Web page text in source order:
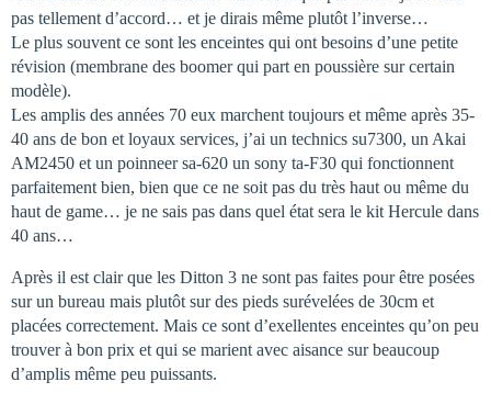
pas tellement d’accord… et je dirais même plutôt l’inverse…
Le plus souvent ce sont les enceintes qui ont besoins d’une petite
révision (membrane des boomer qui part en poussière sur certain
modèle).
Les amplis des années 70 eux marchent toujours et même après 35-
40 ans de bon et loyaux services, j’ai un technics su7300, un Akai
AM2450 et un poinneer sa-620 un sony ta-F30 qui fonctionnent
parfaitement bien, bien que ce ne soit pas du très haut ou même du
haut de game… je ne sais pas dans quel état sera le kit Hercule dans
40 ans…
Après il est clair que les Ditton 3 ne sont pas faites pour être posées
sur un bureau mais plutôt sur des pieds surévelées de 30cm et
placées correctement. Mais ce sont d’exellentes enceintes qu’on peu
trouver à bon prix et qui se marient avec aisance sur beaucoup
d’amplis même peu puissants.